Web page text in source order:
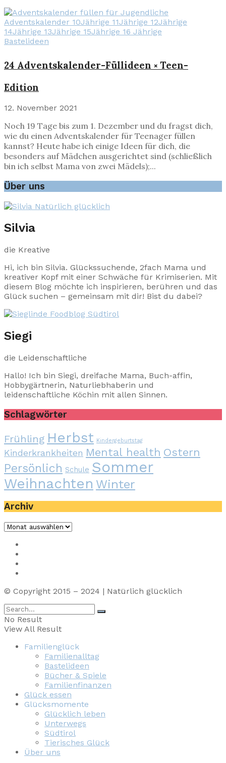
Bastelideen
24 Adventskalender-Füllideen ༝ Teen-
Edition
12. November 2021
Noch 19 Tage bis zum 1. Dezember und du fragst dich,
wie du einen Adventskalender für Teenager füllen
kannst? Heute habe ich einige Ideen für dich, die
besonders auf Mädchen ausgerichtet sind (schließlich
bin ich selbst Mama von zwei Mädels);...
Über uns
Silvia
die Kreative
Hi, ich bin Silvia. Glückssuchende, 2fach Mama und
kreativer Kopf mit einer Schwäche für Krimiserien. Mit
diesem Blog möchte ich inspirieren, berühren und das
Glück suchen – gemeinsam mit dir! Bist du dabei?
Siegi
die Leidenschaftliche
Hallo! Ich bin Siegi, dreifache Mama, Buch-affin,
Hobbygärtnerin, Naturliebhaberin und
leidenschaftliche Köchin mit allen Sinnen.
Schlagwörter
Frühling Herbst Kindergeburtstag
Kinderkrankheiten Mental health Ostern
Persönlich Schule Sommer
Weihnachten Winter
Archiv
Archiv
© Copyright 2015 – 2024 | Natürlich glücklich
No Result
View All Result
Familienglück
Familienalltag
Bastelideen
Bücher & Spiele
Familienfinanzen
Glück essen
Glücksmomente
Glücklich leben
Unterwegs
Südtirol
Tierisches Glück
Über uns